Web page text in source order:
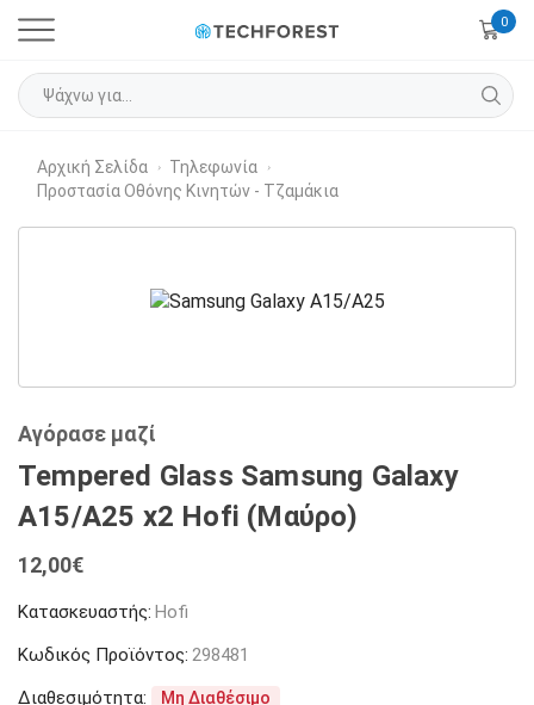
0
Αρχική Σελίδα › Τηλεφωνία ›
Προστασία Οθόνης Κινητών - Τζαμάκια
Αγόρασε μαζί
Tempered Glass Samsung Galaxy
A15/A25 x2 Hofi (Μαύρο)
12,00€
Κατασκευαστής: Hofi
Κωδικός Προϊόντος: 298481
Διαθεσιμότητα:
Μη Διαθέσιμο